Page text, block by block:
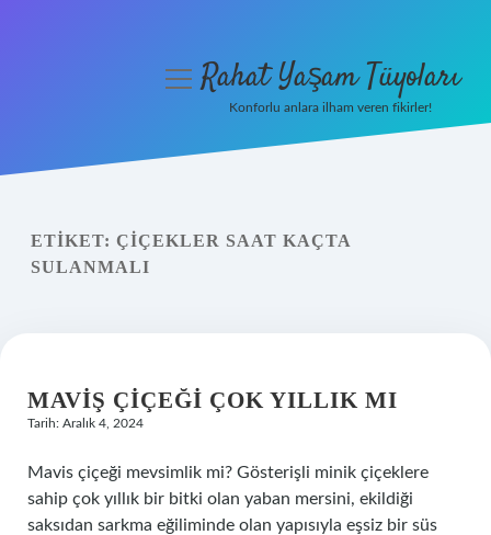
Yasal Uyarı
menüyüRahat Yaşam Tüyoları
Konforlu anlara ilham veren fikirler!
ETIKET: ÇIÇEKLER SAAT KAÇTA
SULANMALI
MAVIŞ ÇIÇEĞI ÇOK YILLIK MI
Tarih: Aralık 4, 2024
Mavis çiçeği mevsimlik mi? Gösterişli minik çiçeklere
sahip çok yıllık bir bitki olan yaban mersini, ekildiği
saksıdan sarkma eğiliminde olan yapısıyla eşsiz bir süs